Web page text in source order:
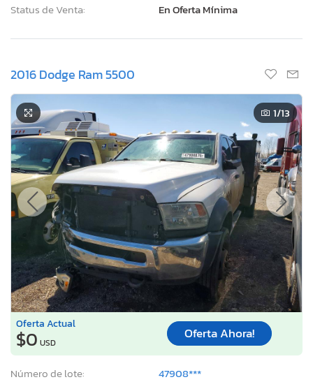
Status de Venta:
En Oferta Mínima
2016 Dodge Ram 5500
1/13
Oferta Actual
$0 USD
Oferta Ahora!
Número de lote:
47908***